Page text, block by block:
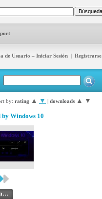
de Usuario – Iniciar Sesión | Registrarse
by: rating ▲ ▼ | downloads ▲ ▼
Windows 10